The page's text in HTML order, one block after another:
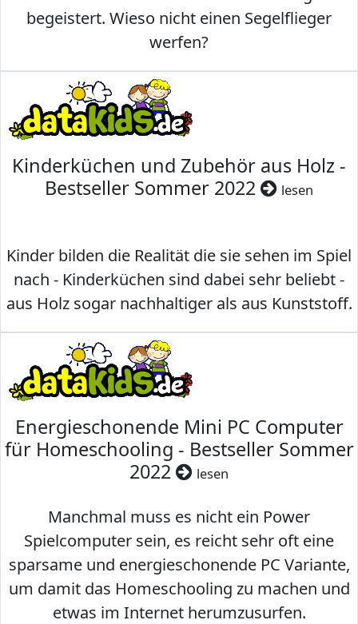
begeistert. Wieso nicht einen Segelflieger
werfen?
Kinderküchen und Zubehör aus Holz -
Bestseller Sommer 2022
lesen
Kinder bilden die Realität die sie sehen im Spiel
nach - Kinderküchen sind dabei sehr beliebt -
aus Holz sogar nachhaltiger als aus Kunststoff.
Energieschonende Mini PC Computer
für Homeschooling - Bestseller Sommer
2022
lesen
Manchmal muss es nicht ein Power
Spielcomputer sein, es reicht sehr oft eine
sparsame und energieschonende PC Variante,
um damit das Homeschooling zu machen und
etwas im Internet herumzusurfen.